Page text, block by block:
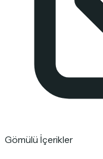
Gömülü İçerikler